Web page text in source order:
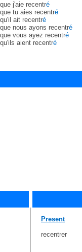
que j'aie recentré
que tu aies recentré
qu'il ait recentré
que nous ayons recentré
que vous ayez recentré
qu'ils aient recentré
Present
recentrer